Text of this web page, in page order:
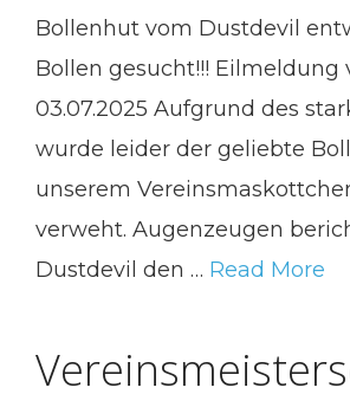
Bollenhut vom Dustdevil
Bollen gesucht!!! Eilmeldung
03.07.2025 Aufgrund des
wurde leider der geliebte
unserem
verweht. Augenzeugen
Dustdevil den … Read More